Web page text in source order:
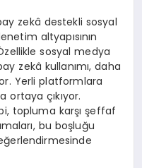
zekâ destekli sosyal
altyapısının
sosyal medya
zekâ kullanımı, daha
Yerli platformlara
çıkıyor.
topluma karşı şeffaf
bu boşluğu